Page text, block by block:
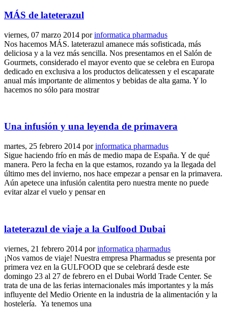
MÁS de lateterazul
viernes, 07 marzo 2014 porinformatica pharmadus
Nos hacemos MÁS. lateterazul amanece más sofisticada, más
deliciosa y a la vez más sencilla. Nos presentamos en el Salón de
Gourmets, considerado el mayor evento que se celebra en Europa
dedicado en exclusiva a los productos delicatessen y el escaparate
anual más importante de alimentos y bebidas de alta gama. Y lo
hacemos no sólo para mostrar
Una infusión y una leyenda de primavera
martes, 25 febrero 2014 porinformatica pharmadus
Sigue haciendo frío en más de medio mapa de España. Y de qué
manera. Pero la fecha en la que estamos, rozando ya la llegada del
último mes del invierno, nos hace empezar a pensar en la primavera.
Aún apetece una infusión calentita pero nuestra mente no puede
evitar alzar el vuelo y pensar en
lateterazul de viaje a la Gulfood Dubai
viernes, 21 febrero 2014 porinformatica pharmadus
¡Nos vamos de viaje! Nuestra empresa Pharmadus se presenta por
primera vez en la GULFOOD que se celebrará desde este
domingo 23 al 27 de febrero en el Dubai World Trade Center. Se
trata de una de las ferias internacionales más importantes y la más
influyente del Medio Oriente en la industria de la alimentación y la
hostelería. Ya tenemos una